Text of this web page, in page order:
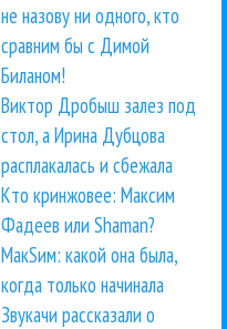
не назову ни одного, кто
сравним бы с Димой
Биланом!
Виктор Дробыш залез под
стол, а Ирина Дубцова
расплакалась и сбежала
Кто кринжовее: Максим
Фадеев или Shaman?
МакSим: какой она была,
когда только начинала
Звукачи рассказали о